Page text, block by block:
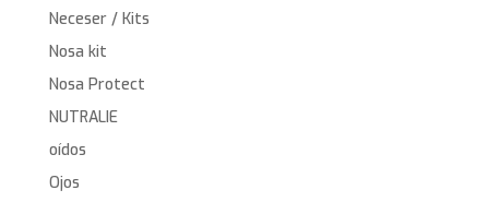
Neceser / Kits
Nosa kit
Nosa Protect
NUTRALIE
oídos
Ojos